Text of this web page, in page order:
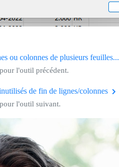
ou colonnes de plusieurs feuilles...
pour l'outil précédent.
de fin de lignes/colonnes
pour l'outil suivant.